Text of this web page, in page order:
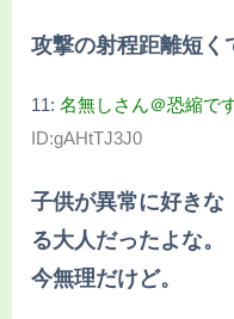
攻撃の射程距離短く
11: 名無しさん＠恐縮で
ID:gAHtTJ3J0
子供が異常に好きな
る大人だったよな。
今無理だけど。